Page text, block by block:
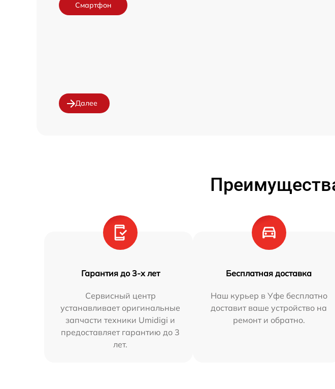
Смартфон
Далее
Гарантия до 3-х лет
Сервисный центр
устанавливает оригинальные
запчасти техники Umidigi и
предоставляет гарантию до 3
лет.
Бесплатная доставка
Наш курьер в Уфе бесплатно
доставит ваше устройство на
ремонт и обратно.